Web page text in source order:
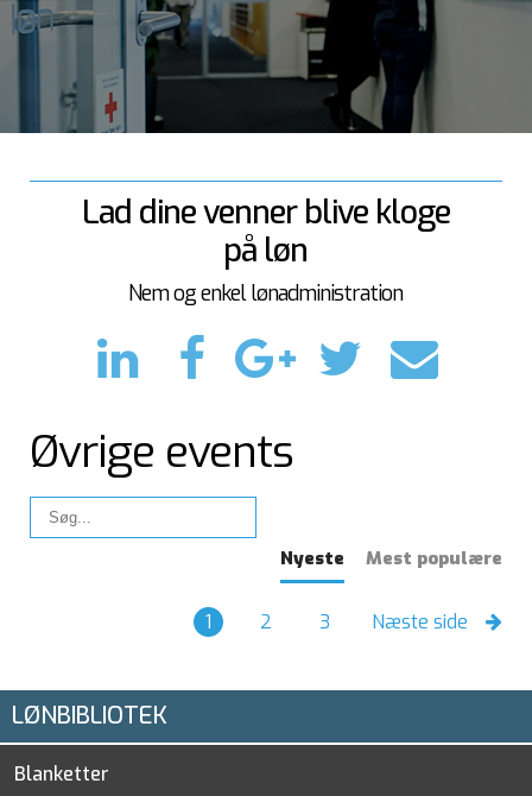
Lad dine venner blive kloge
på løn
Nem og enkel lønadministration
Øvrige events
Nyeste Mest populære
1 2 3 Næste side
LØNBIBLIOTEK
Blanketter